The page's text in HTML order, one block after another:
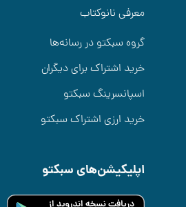
معرفی نانوکتاب
گروه سبکتو در رسانه‌ها
خرید اشتراک برای دیگران
اسپانسرینگ سبکتو
خرید ارزی اشتراک سبکتو
اپلیکیشن‌های سبکتو